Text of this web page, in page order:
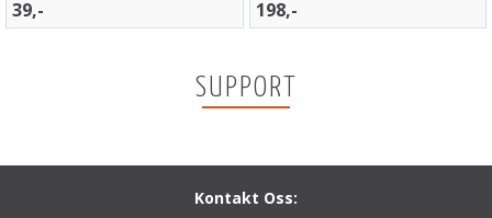
39,-
198,-
SUPPORT
Kontakt Oss: